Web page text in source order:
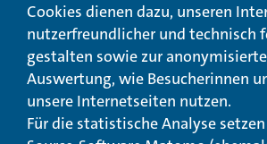
Anregungs- und
Qualitätsmanagement
© Landeswohlfahrtsverband Hessen 2026
Impressum Seitenübersicht Seite drucken
Cookies dienen dazu, unseren
nutzerfreundlicher und technisch
gestalten sowie zur
Auswertung, wie Besucherinnen
unsere Internetseiten nutzen.
Für die statistische Analyse